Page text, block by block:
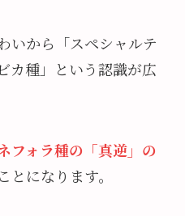
いから「スペシャルテ
カ種」という認識が広
フォラ種の「真逆」の
になります。